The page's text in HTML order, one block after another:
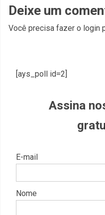
Deixe um
Você precisa fazer o login
[ays_poll id=2]
Assina
E-mail
Nome